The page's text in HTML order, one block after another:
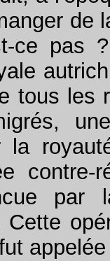
de
ce pas
tous les
la
par